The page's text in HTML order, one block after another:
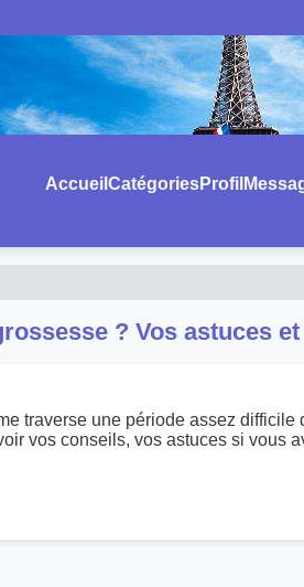
Accueil CatégoriesProfil
? Vos astuces
traverse une période assez
vos conseils, vos astuces si